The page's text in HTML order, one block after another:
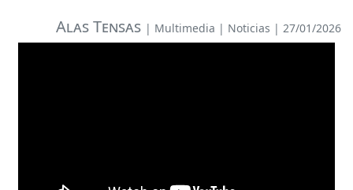
Alas Tensas | Multimedia | Noticias | 27/01/2026